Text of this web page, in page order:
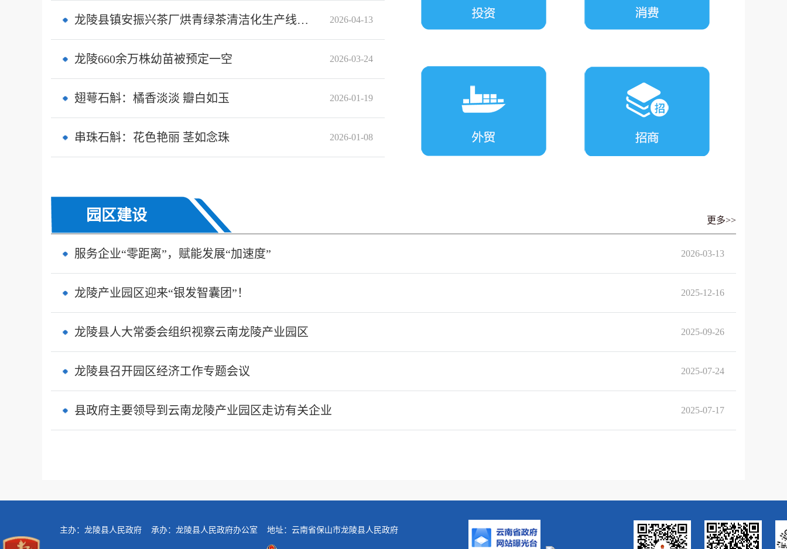
龙陵县镇安振兴茶厂烘青绿茶清洁化生产线开... 2026-04-13
龙陵660余万株幼苗被预定一空 2026-03-24
翅萼石斛：橘香淡淡 瓣白如玉 2026-01-19
串珠石斛：花色艳丽 茎如念珠 2026-01-08
园区建设 更多>>
服务企业“零距离”，赋能发展“加速度” 2026-03-13
龙陵产业园区迎来“银发智囊团”！ 2025-12-16
龙陵县人大常委会组织视察云南龙陵产业园区 2025-09-26
龙陵县召开园区经济工作专题会议 2025-07-24
县政府主要领导到云南龙陵产业园区走访有关企业 2025-07-17